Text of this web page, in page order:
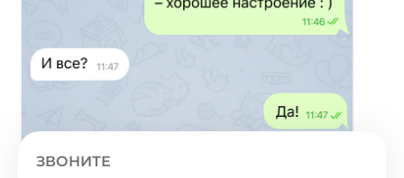
ЗВОНИТЕ